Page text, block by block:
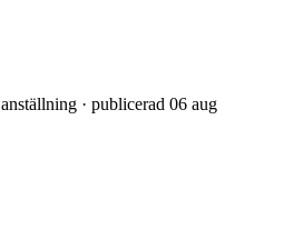
· publicerad 06 aug